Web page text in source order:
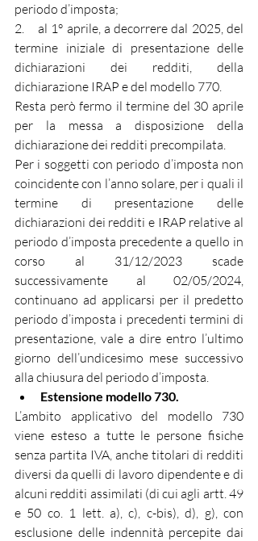
periodo d’imposta;
2.    al 1° aprile, a decorrere dal 2025, del
termine iniziale di presentazione delle
dichiarazioni dei redditi, della
dichiarazione IRAP e del modello 770.
Resta però fermo il termine del 30 aprile
per la messa a disposizione della
dichiarazione dei redditi precompilata.
Per i soggetti con periodo d’imposta non
coincidente con l’anno solare, per i quali il
termine di presentazione delle
dichiarazioni dei redditi e IRAP relative al
periodo d’imposta precedente a quello in
corso al 31/12/2023 scade
successivamente al 02/05/2024,
continuano ad applicarsi per il predetto
periodo d’imposta i precedenti termini di
presentazione, vale a dire entro l’ultimo
giorno dell’undicesimo mese successivo
alla chiusura del periodo d’imposta.
Estensione modello 730.
L’ambito applicativo del modello 730
viene esteso a tutte le persone fisiche
senza partita IVA, anche titolari di redditi
diversi da quelli di lavoro dipendente e di
alcuni redditi assimilati (di cui agli artt. 49
e 50 co. 1 lett. a), c), c-bis), d), g), con
esclusione delle indennità percepite dai